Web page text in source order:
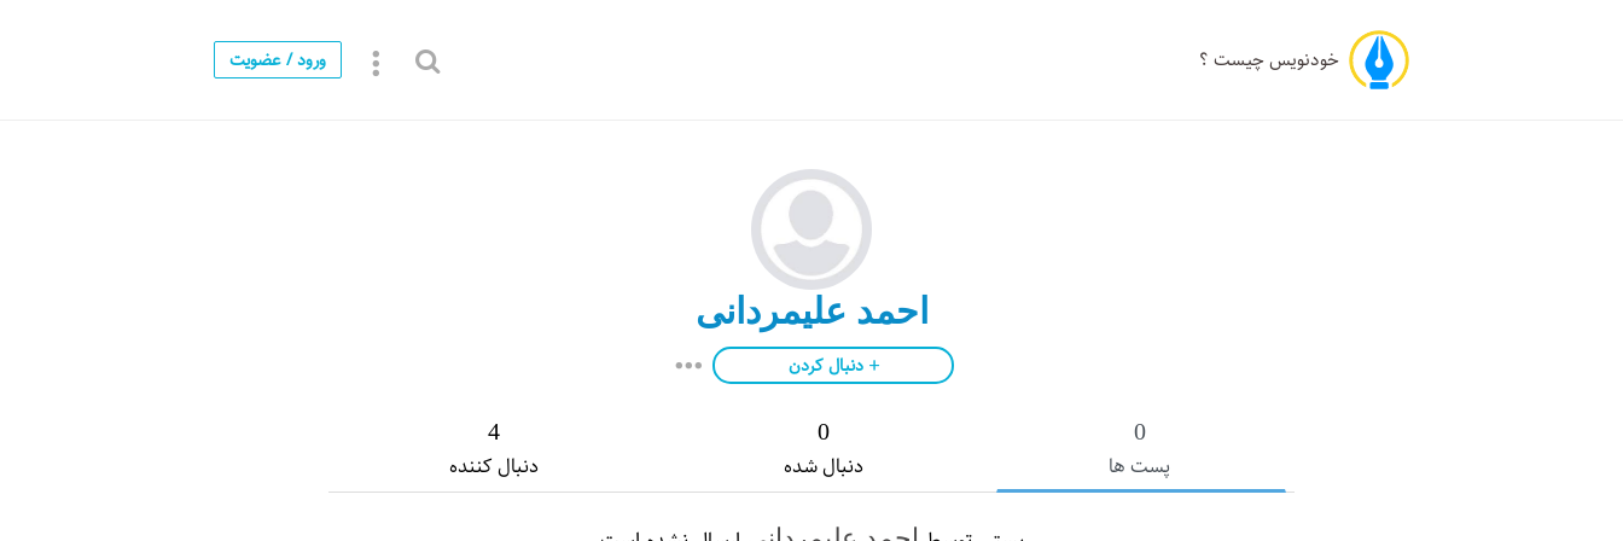
خودنویس چیست ؟ ورود / عضویت
احمد علیمردانی
دنبال کردن
0
پست ها
0
دنبال شده
4
دنبال کننده